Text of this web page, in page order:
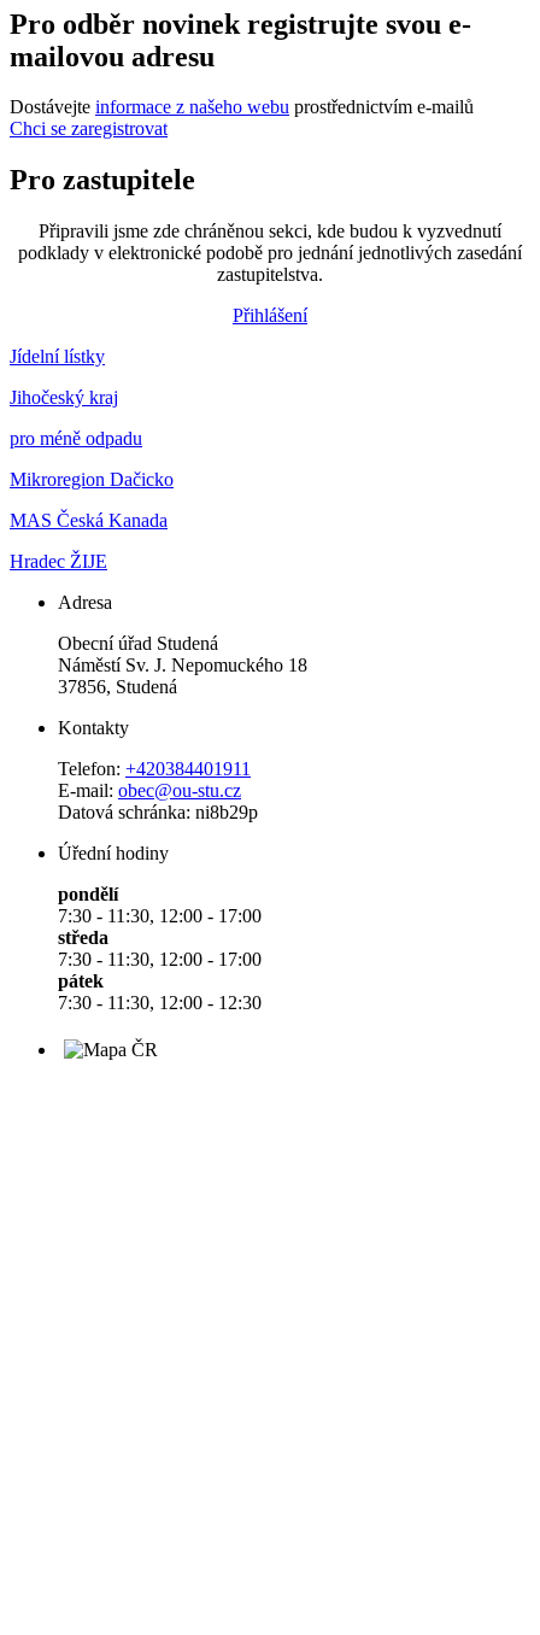
Pro odběr novinek registrujte svou e-
mailovou adresu
Dostávejte informace z našeho webu prostřednictvím e-mailů
Chci se zaregistrovat
Pro zastupitele
Připravili jsme zde chráněnou sekci, kde budou k vyzvednutí
podklady v elektronické podobě pro jednání jednotlivých zasedání
zastupitelstva.
Přihlášení
Jídelní lístky
Jihočeský kraj
pro méně odpadu
Mikroregion Dačicko
MAS Česká Kanada
Hradec ŽIJE
Adresa
Obecní úřad Studená
Náměstí Sv. J. Nepomuckého 18
37856, Studená
Kontakty
Telefon: +420384401911
E-mail: obec@ou-stu.cz
Datová schránka: ni8b29p
Úřední hodiny
pondělí
7:30 - 11:30, 12:00 - 17:00
středa
7:30 - 11:30, 12:00 - 17:00
pátek
7:30 - 11:30, 12:00 - 12:30